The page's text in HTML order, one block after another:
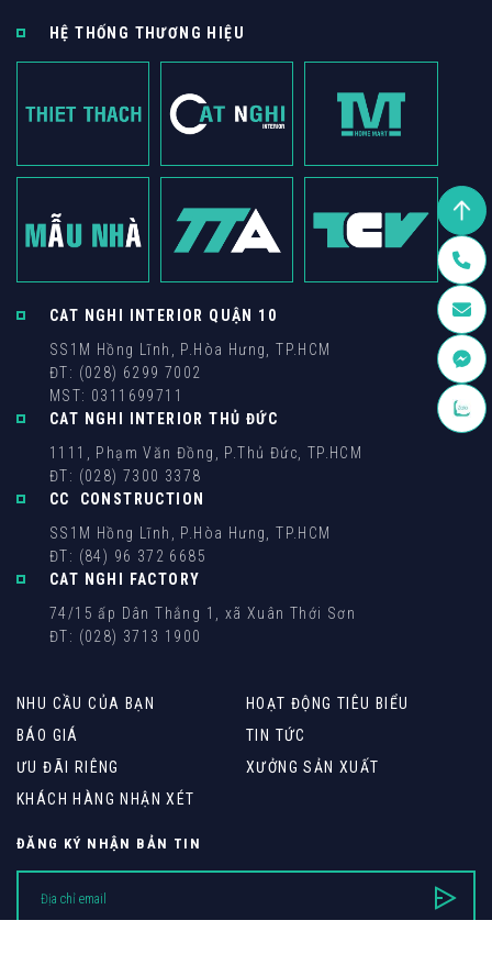
HỆ THỐNG THƯƠNG HIỆU
CAT NGHI INTERIOR QUẬN 10
SS1M Hồng Lĩnh, P.Hòa Hưng, TP.HCM
ĐT: (028) 6299 7002
MST: 0311699711
CAT NGHI INTERIOR THỦ ĐỨC
1111, Phạm Văn Đồng, P.Thủ Đức, TP.HCM
ĐT: (028) 7300 3378
CC CONSTRUCTION
SS1M Hồng Lĩnh, P.Hòa Hưng, TP.HCM
ĐT: (84) 96 372 6685
CAT NGHI FACTORY
74/15 ấp Dân Thắng 1, xã Xuân Thới Sơn
ĐT: (028) 3713 1900
NHU CẦU CỦA BẠN
HOẠT ĐỘNG TIÊU BIỂU
BÁO GIÁ
TIN TỨC
ƯU ĐÃI RIÊNG
XƯỞNG SẢN XUẤT
KHÁCH HÀNG NHẬN XÉT
ĐĂNG KÝ NHẬN BẢN TIN